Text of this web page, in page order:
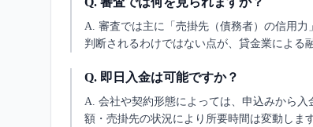
A. 審査では主に「売掛先（債務者）の信用
判断されるわけではない点が、貸金業による
Q. 即日入金は可能ですか？
A. 会社や契約形態によっては、申込みから
額・売掛先の状況により所要時間は変動しま